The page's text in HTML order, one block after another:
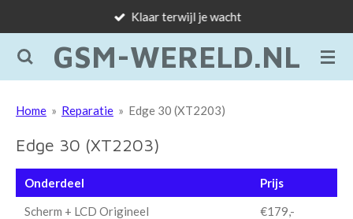
naar
de
GSM-WERELD.NL
Klaar terwijl je wacht
Home » Reparatie » Edge 30 (XT2203)
Edge 30 (XT2203)
Onderdeel
Prijs
Scherm + LCD Origineel
€179,-